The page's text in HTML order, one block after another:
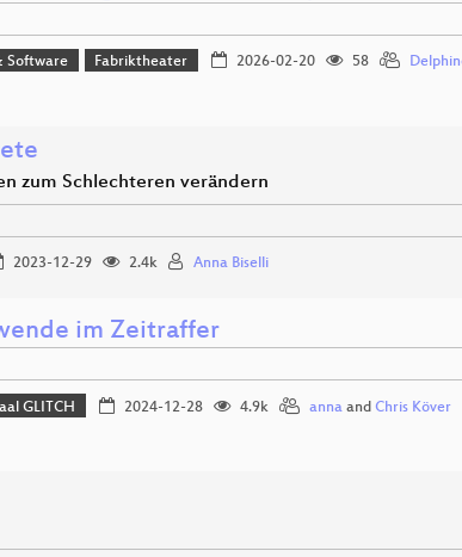
Software Fabriktheater 2026-02-20 58
zum Schlechteren verändern
2023-12-29 2.4k Anna Biselli
im Zeitraffer
GLITCH 2024-12-28 4.9k annaand Chris Köver